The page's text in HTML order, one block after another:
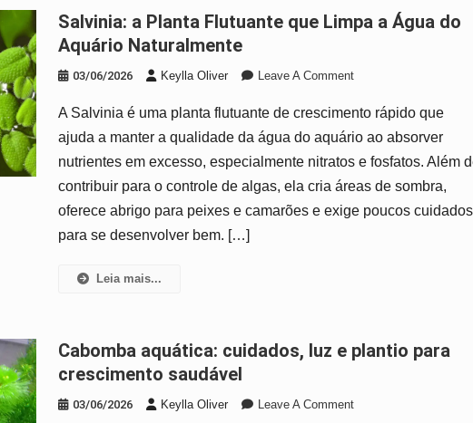
Salvinia: a Planta Flutuante que Limpa a Água do
Aquário Naturalmente
03/06/2026 Keylla Oliver Leave A CommentOn
A
Planta
Flutuante
Limpa
A
A Salvinia é uma planta flutuante de crescimento rápido que
ajuda a manter a qualidade da água do aquário ao absorver
nutrientes em excesso, especialmente nitratos e fosfatos. Além
contribuir para o controle de algas, ela cria áreas de sombra,
oferece abrigo para peixes e camarões e exige poucos cuidados
para se desenvolver bem. […]
Leia mais...
Cabomba aquática: cuidados, luz e plantio para
crescimento saudável
03/06/2026 Keylla Oliver Leave A CommentOn